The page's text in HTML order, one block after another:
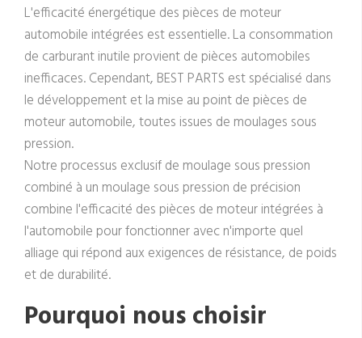
L'efficacité énergétique des pièces de moteur
automobile intégrées est essentielle. La consommation
de carburant inutile provient de pièces automobiles
inefficaces. Cependant, BEST PARTS est spécialisé dans
le développement et la mise au point de pièces de
moteur automobile, toutes issues de moulages sous
pression.
Notre processus exclusif de moulage sous pression
combiné à un moulage sous pression de précision
combine l'efficacité des pièces de moteur intégrées à
l'automobile pour fonctionner avec n'importe quel
alliage qui répond aux exigences de résistance, de poids
et de durabilité.
Pourquoi nous choisir